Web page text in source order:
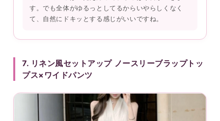
す。でも全体がゆるっとしてるからいやらしくなく
て、自然にドキッとする感じがいいですね。
7. リネン風セットアップ ノースリーブラップトッ
プス×ワイドパンツ